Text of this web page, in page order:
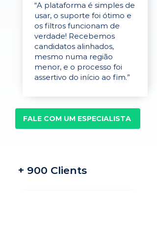
“A plataforma é simples de
usar, o suporte foi ótimo e
os filtros funcionam de
verdade! Recebemos
candidatos alinhados,
mesmo numa região
menor, e o processo foi
assertivo do início ao fim.”
FALE COM UM ESPECIALISTA
+ 900 Clients